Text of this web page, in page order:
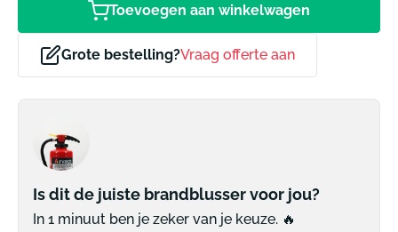
Toevoegen aan winkelwagen
Grote bestelling?Vraag offerte aan
Is dit de juiste brandblusser voor jou?
In 1 minuut ben je zeker van je keuze. 🔥